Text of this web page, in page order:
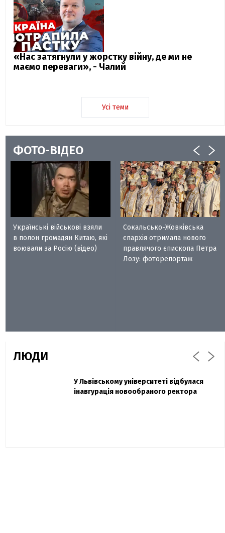
«Нас затягнули у жорстку війну, де ми не
маємо переваги», - Чалий
Усі теми
ФОТО-ВІДЕО
Українські військові взяли
в полон громадян Китаю, які
воювали за Росію (відео)
Сокальсько-Жовківська
єпархія отримала нового
правлячого єпископа Петра
Лозу: фоторепортаж
ЛЮДИ
Павло Дак
Захисник "Азовсталі" Діанов вдруге
одружився та показав фото з весілля
У Львівському університеті відбулася
інавгурація новообраного ректора